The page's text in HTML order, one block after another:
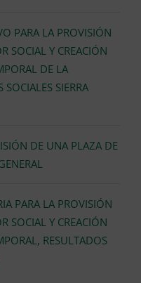
PARA LA PROVISIÓN
SOCIAL Y CREACIÓN
DE LA
SIERRA
DE UNA PLAZA DE
PARA LA PROVISIÓN
SOCIAL Y CREACIÓN
RESULTADOS